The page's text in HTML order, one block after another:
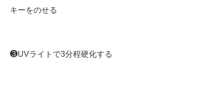
キーをのせる
❸UVライトで3分程硬化する